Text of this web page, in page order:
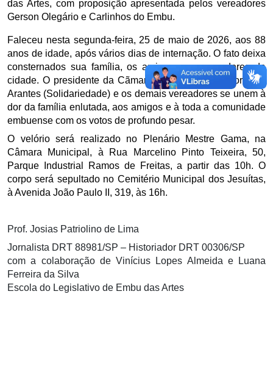
das Artes, com proposição apresentada pelos vereadores
Gerson Olegário e Carlinhos do Embu.
Faleceu nesta segunda-feira, 25 de maio de 2026, aos 88
anos de idade, após vários dias de internação. O fato deixa
consternados sua família, os amigos e os moradores da
cidade. O presidente da Cãmara Municipal, vereador Abel
Arantes (Solidariedade) e os demais vereadores se unem à
dor da família enlutada, aos amigos e à toda a comunidade
embuense com os votos de profundo pesar.
O velório será realizado no Plenário Mestre Gama, na
Câmara Municipal, à Rua Marcelino Pinto Teixeira, 50,
Parque Industrial Ramos de Freitas, a partir das 10h. O
corpo será sepultado no Cemitério Municipal dos Jesuítas,
à Avenida João Paulo II, 319, às 16h.
Prof. Josias Patriolino de Lima
Jornalista DRT 88981/SP – Historiador DRT 00306/SP
com a colaboração de Vinícius Lopes Almeida e Luana
Ferreira da Silva
Escola do Legislativo de Embu das Artes